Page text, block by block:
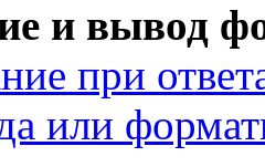
и вывод
при
или